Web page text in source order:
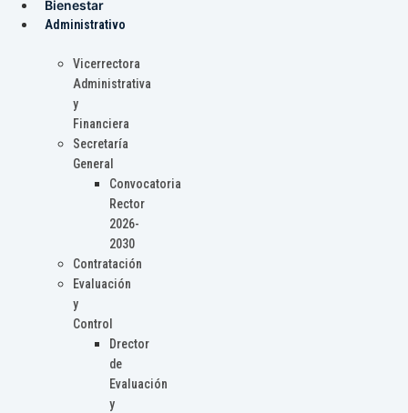
Bienestar
Administrativo
Vicerrectora
Administrativa
y
Financiera
Secretaría
General
Convocatoria
Rector
2026-
2030
Contratación
Evaluación
y
Control
Drector
de
Evaluación
y